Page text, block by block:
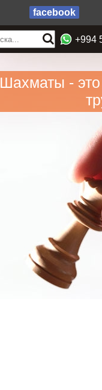
facebook
+994
Шахматы -